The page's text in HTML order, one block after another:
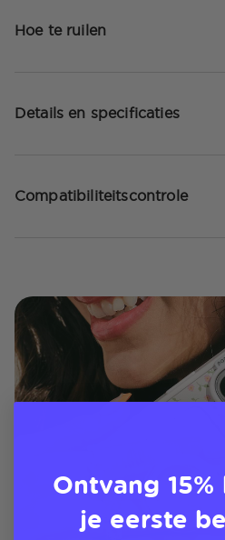
Hoe te ruilen
Details en specificaties
Compatibiliteitscontrole
Ontvang
je eerste